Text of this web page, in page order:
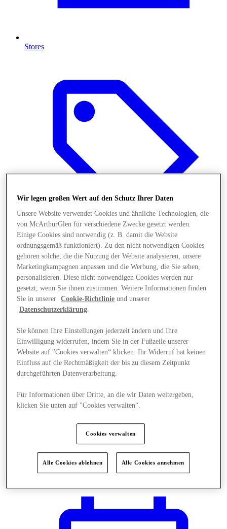
Stores
Angebote
Plane Deinen Besuch
Wir legen großen Wert auf den Schutz Ihrer Daten
Unsere Website verwendet Cookies und ähnliche Technologien, die
von McArthurGlen für verschiedene Zwecke gesetzt werden.
Einige Cookies sind notwendig (z. B. damit die Website
ordnungsgemäß funktioniert). Zu den nicht notwendigen Cookies
gehören solche, die die Nutzung der Website analysieren, unsere
Marketingkampagnen anpassen und die Werbung, die Sie sehen,
personalisieren. Diese nicht notwendigen Cookies werden nur
gesetzt, wenn Sie ihnen zustimmen. Weitere Informationen finden
Sie in unserer
Cookie-Richtlinie und unserer
Datenschutzerklärung
Sie können Ihre Einstellungen jederzeit ändern und Ihre
Einwilligung widerrufen, indem Sie in der Fußzeile unserer
Website auf "Cookies verwalten“ klicken. Ihr Widerruf hat keinen
Einfluss auf die Rechtmäßigkeit der bis zu diesem Zeitpunkt
durchgeführten Datenverarbeitung.
Für Informationen über Dritte, an die wir Daten weitergeben,
klicken Sie unten auf "Cookies verwalten“.
Cookies verwalten
Alle Cookies ablehnen Alle Cookies annehmen